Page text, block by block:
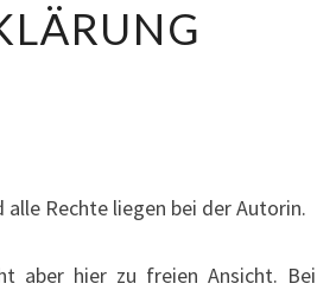
Rechte liegen bei der Autorin.
aber hier zu freien Ansicht. Bei